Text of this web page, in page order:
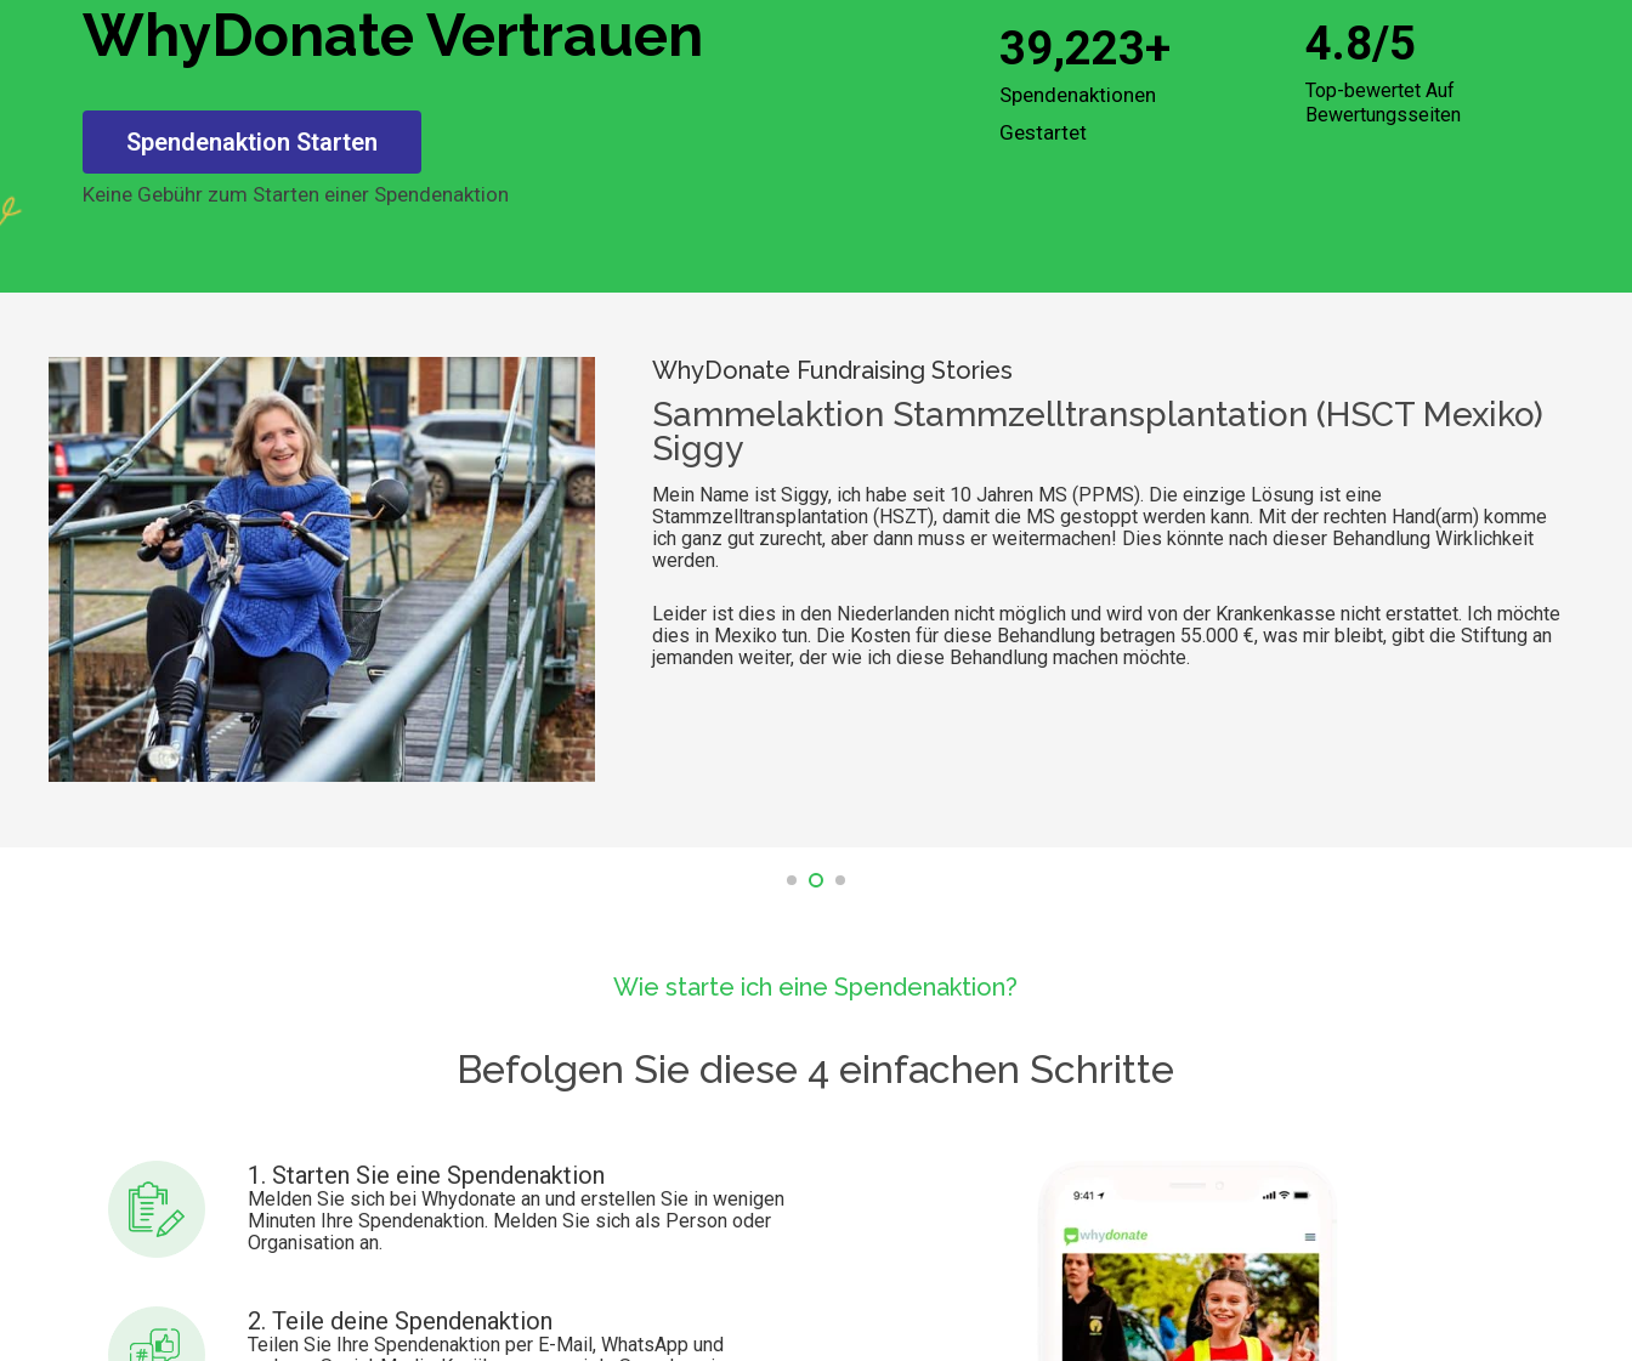
WhyDonate Vertrauen
Spendenaktion Starten
Keine Gebühr zum Starten einer Spendenaktion
39,223+
Spendenaktionen
Gestartet
4.8/5
Top-bewertet Auf
Bewertungsseiten
WhyDonate Fundraising Stories
Sammelaktion Stammzelltransplantation (HSCT Mexiko)
Siggy
Mein Name ist Siggy, ich habe seit 10 Jahren MS (PPMS). Die einzige Lösung ist eine
Stammzelltransplantation (HSZT), damit die MS gestoppt werden kann. Mit der rechten Hand(arm) komme
ich ganz gut zurecht, aber dann muss er weitermachen! Dies könnte nach dieser Behandlung Wirklichkeit
werden.
Leider ist dies in den Niederlanden nicht möglich und wird von der Krankenkasse nicht erstattet. Ich möchte
dies in Mexiko tun. Die Kosten für diese Behandlung betragen 55.000 €, was mir bleibt, gibt die Stiftung an
jemanden weiter, der wie ich diese Behandlung machen möchte.
Wie starte ich eine Spendenaktion?
Befolgen Sie diese 4 einfachen Schritte
1. Starten Sie eine Spendenaktion
Melden Sie sich bei Whydonate an und erstellen Sie in wenigen
Minuten Ihre Spendenaktion. Melden Sie sich als Person oder
Organisation an.
2. Teile deine Spendenaktion
Teilen Sie Ihre Spendenaktion per E-Mail, WhatsApp und